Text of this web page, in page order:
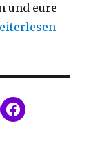
und eure
Facebook